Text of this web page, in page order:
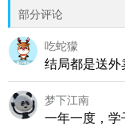
部分评论
吃蛇獴
结局都是送外
梦下江南
一年一度，